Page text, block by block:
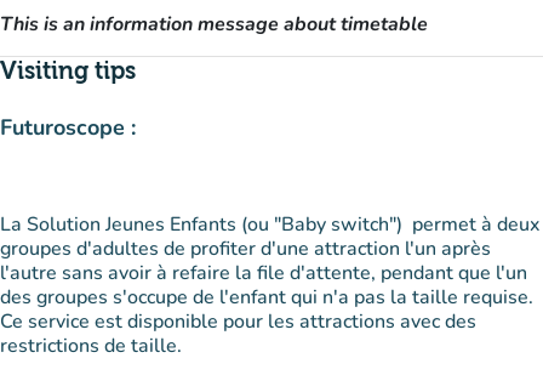
This is an information message about timetable
Visiting tips
Futuroscope :
La Solution Jeunes Enfants (ou "Baby switch") permet à deux
groupes d'adultes de profiter d'une attraction l'un après
l'autre sans avoir à refaire la file d'attente, pendant que l'un
des groupes s'occupe de l'enfant qui n'a pas la taille requise.
Ce service est disponible pour les attractions avec des
restrictions de taille.